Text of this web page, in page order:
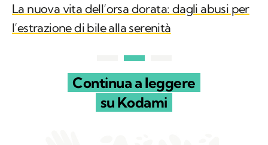
La nuova vita dell’orsa dorata: dagli abusi per
l’estrazione di bile alla serenità
Continua a leggere
su Kodami